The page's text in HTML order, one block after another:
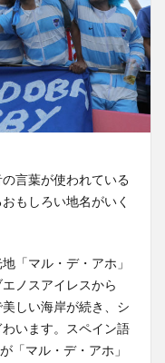
言葉が使われている
もしろい地名がいく
「マル・デ・アホ」
ノスアイレスから
しい海岸が続き、シ
います。スペイン語
「マル・デ・アホ」